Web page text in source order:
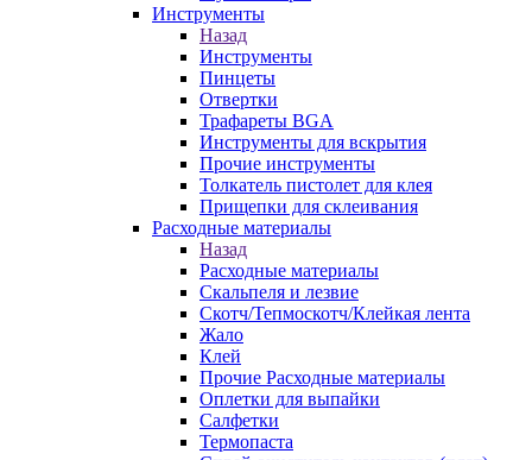
Инструменты
Назад
Инструменты
Пинцеты
Отвертки
Трафареты BGA
Инструменты для вскрытия
Прочие инструменты
Толкатель пистолет для клея
Прищепки для склеивания
Расходные материалы
Назад
Расходные материалы
Скальпеля и лезвие
Скотч/Тепмоскотч/Клейкая лента
Жало
Клей
Прочие Расходные материалы
Оплетки для выпайки
Салфетки
Термопаста